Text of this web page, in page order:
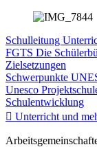
Schulleitung
FGTS Die
Zielsetzungen
Schwerpunkte
Unesco
Schulentwicklung
Unterricht und